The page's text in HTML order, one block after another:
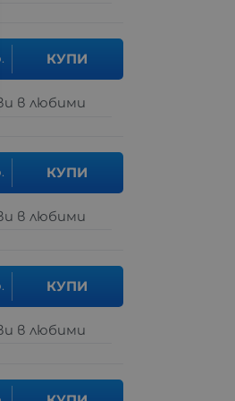
КУПИ
в любими
КУПИ
в любими
КУПИ
в любими